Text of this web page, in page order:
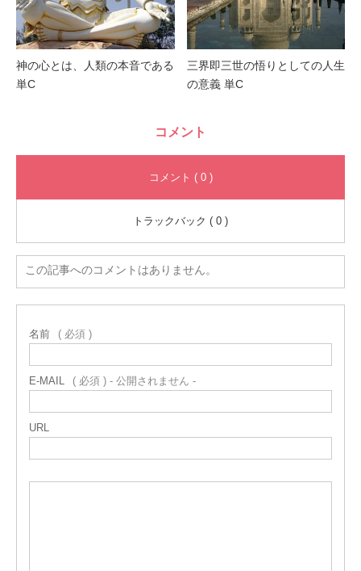
神の心とは、人類の本音である
単C
三界即三世の悟りとしての人生
の意義 単C
コメント
コメント ( 0 )
トラックバック ( 0 )
この記事へのコメントはありません。
名前 ( 必須 )
E-MAIL ( 必須 ) - 公開されません -
URL